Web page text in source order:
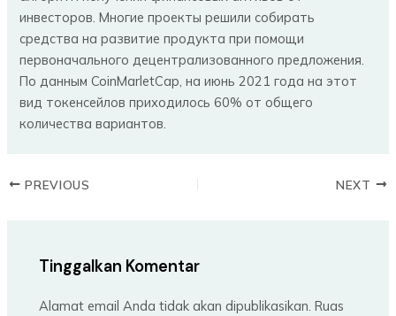
инвесторов. Многие проекты решили собирать
средства на развитие продукта при помощи
первоначального децентрализованного предложения.
По данным CoinMarletCap, на июнь 2021 года на этот
вид токенсейлов приходилось 60% от общего
количества вариантов.
PREVIOUS NEXT
Tinggalkan Komentar
Alamat email Anda tidak akan dipublikasikan. Ruas